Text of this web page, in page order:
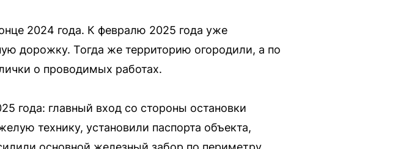
2024 года. К февралю 2025 года уже
дорожку. Тогда же территорию огородили, а по
о проводимых работах.
года: главный вход со стороны остановки
технику, установили паспорта объекта,